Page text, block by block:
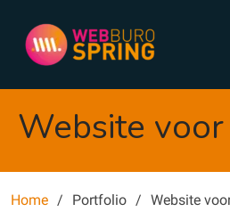
Website
Home Portfolio Website